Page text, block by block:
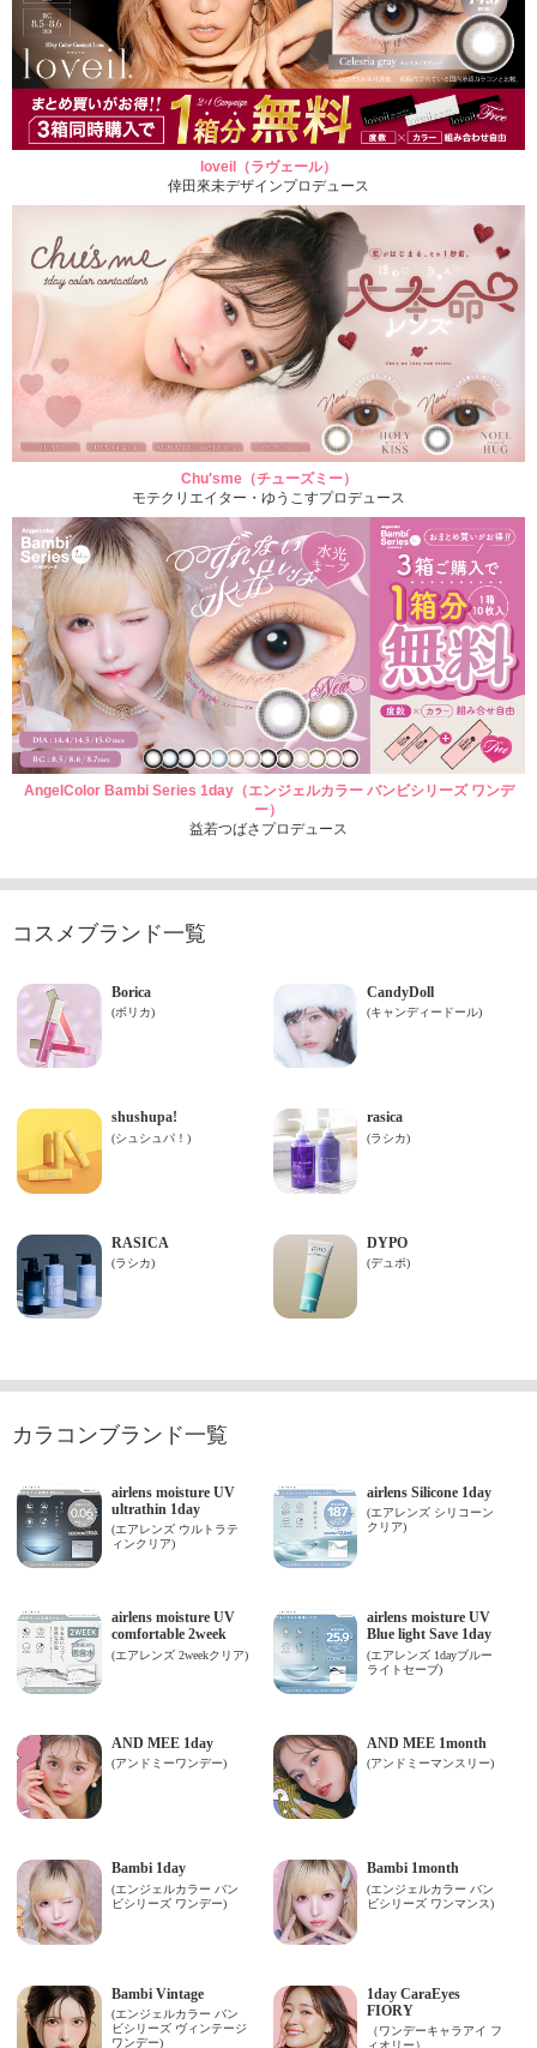
loveil（ラヴェール）
倖田來未デザインプロデュース
Chu'sme（チューズミー）
モテクリエイター・ゆうこすプロデュース
AngelColor Bambi Series 1day（エンジェルカラー バンビシリーズ ワンデ
ー）
益若つばさプロデュース
コスメブランド一覧
カラコンブランド一覧